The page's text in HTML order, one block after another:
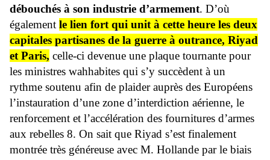
débouchés à son industrie d’armement. D’où
également le lien fort qui unit à cette heure les deux
capitales partisanes de la guerre à outrance, Riyad
et Paris, celle-ci devenue une plaque tournante pour
les ministres wahhabites qui s’y succèdent à un
rythme soutenu afin de plaider auprès des Européens
l’instauration d’une zone d’interdiction aérienne, le
renforcement et l’accélération des fournitures d’armes
aux rebelles 8. On sait que Riyad s’est finalement
montrée très généreuse avec M. Hollande par le biais